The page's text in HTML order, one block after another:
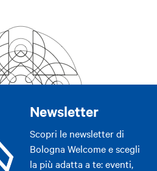
Newsletter
Scopri le newsletter di
Bologna Welcome e scegli
la più adatta a te: eventi,